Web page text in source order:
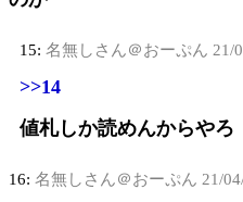
15: 名無しさん＠おーぷん 21/
>>14
値札しか読めんからやろ
16: 名無しさん＠おーぷん 21/